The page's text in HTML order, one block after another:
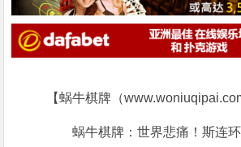
【蜗牛棋牌（
蜗牛棋牌：世界悲痛！斯连环